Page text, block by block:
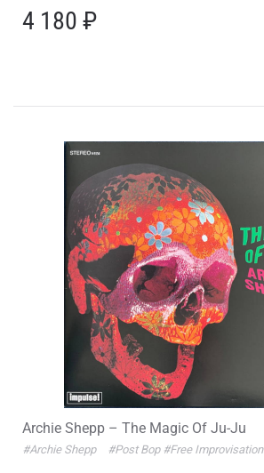
4 180 ₽
Archie Shepp – The Magic Of Ju-Ju
#Archie Shepp #Post Bop #Free Improvisation